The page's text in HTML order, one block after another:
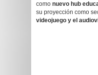
como nuevo hub
su proyección como
videojuego y el